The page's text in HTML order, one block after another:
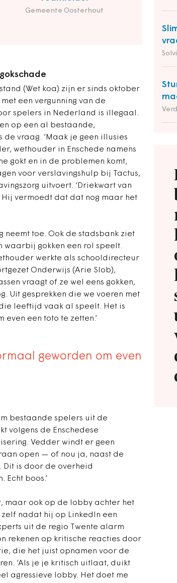
Gemeente Oosterhout
(Wet koa) zijn er sinds oktober
een vergunning van de
spelers in Nederland is illegaal.
op een al bestaande,
vraag. ‘Maak je geen illusies
wethouder in Enschede namens
gokt en in de problemen komt,
voor verslavingshulp bij Tactus,
uitvoert. ‘Driekwart van
Hij vermoedt dat dat nog maar het
neemt toe. Ook de stadsbank ziet
gokken een rol speelt.
werkte als schooldirecteur
Onderwijs (Arie Slob),
vraagt of ze wel eens gokken,
Uit gesprekken die we voeren met
leeftijd vaak al speelt. Het is
een toto te zetten.’
geworden om even
bestaande spelers uit de
volgens de Enschedese
Vedder windt er geen
open — of nou ja, naast de
Dit is door de overheid
boos.’
maar ook op de lobby achter het
nadat hij op LinkedIn een
uit de regio Twente alarm
rekenen op kritische reacties door
die het juist opnamen voor de
‘Als je je kritisch uitlaat, duikt
agressieve lobby. Het doet me